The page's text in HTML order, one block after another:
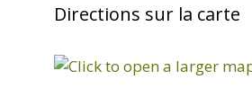
Directions sur la carte